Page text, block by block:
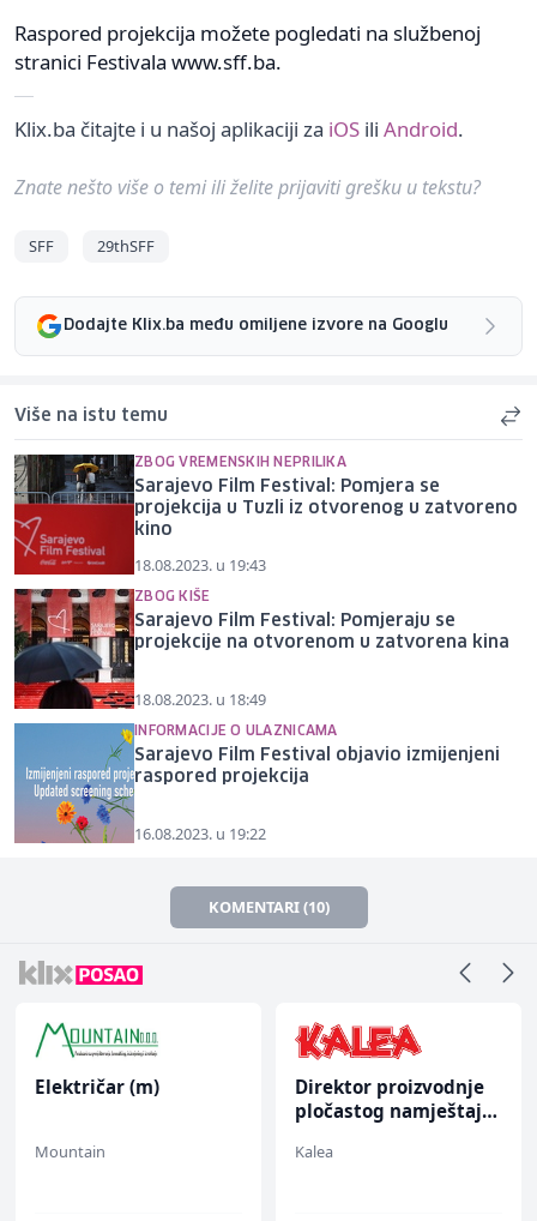
Raspored projekcija možete pogledati na službenoj
stranici Festivala www.sff.ba.
Klix.ba čitajte i u našoj aplikaciji za iOS ili Android.
Znate nešto više o temi ili želite prijaviti grešku u tekstu?
SFF 29thSFF
Dodajte Klix.ba među omiljene izvore na Googlu
Više na istu temu
ZBOG VREMENSKIH NEPRILIKA
Sarajevo Film Festival: Pomjera se
projekcija u Tuzli iz otvorenog u zatvoreno
kino
18.08.2023. u 19:43
ZBOG KIŠE
Sarajevo Film Festival: Pomjeraju se
projekcije na otvorenom u zatvorena kina
18.08.2023. u 18:49
INFORMACIJE O ULAZNICAMA
Sarajevo Film Festival objavio izmijenjeni
raspored projekcija
16.08.2023. u 19:22
KOMENTARI (10)
Električar (m)
Mountain
Direktor proizvodnje
pločastog namještaja
Kalea